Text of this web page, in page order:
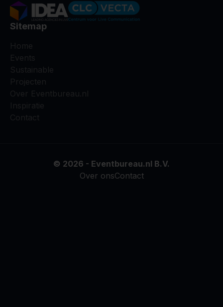
Sitemap
Home
Events
Sustainable
Projecten
Over Eventbureau.nl
Inspiratie
Contact
© 2026 - Eventbureau.nl B.V.
Over onsContact